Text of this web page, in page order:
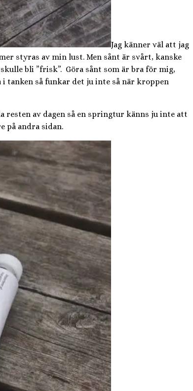
Jag känner väl att jag
styras av min lust. Men sånt är svårt, kanske
bli ”frisk”. Göra sånt som är bra för mig,
tanken så funkar det ju inte så när kroppen
av dagen så en springtur känns ju inte att
på andra sidan.